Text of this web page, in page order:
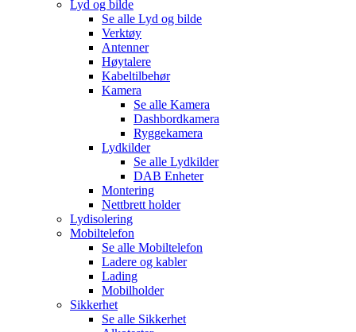
Lyd og bilde
Se alle Lyd og bilde
Verktøy
Antenner
Høytalere
Kabeltilbehør
Kamera
Se alle Kamera
Dashbordkamera
Ryggekamera
Lydkilder
Se alle Lydkilder
DAB Enheter
Montering
Nettbrett holder
Lydisolering
Mobiltelefon
Se alle Mobiltelefon
Ladere og kabler
Lading
Mobilholder
Sikkerhet
Se alle Sikkerhet